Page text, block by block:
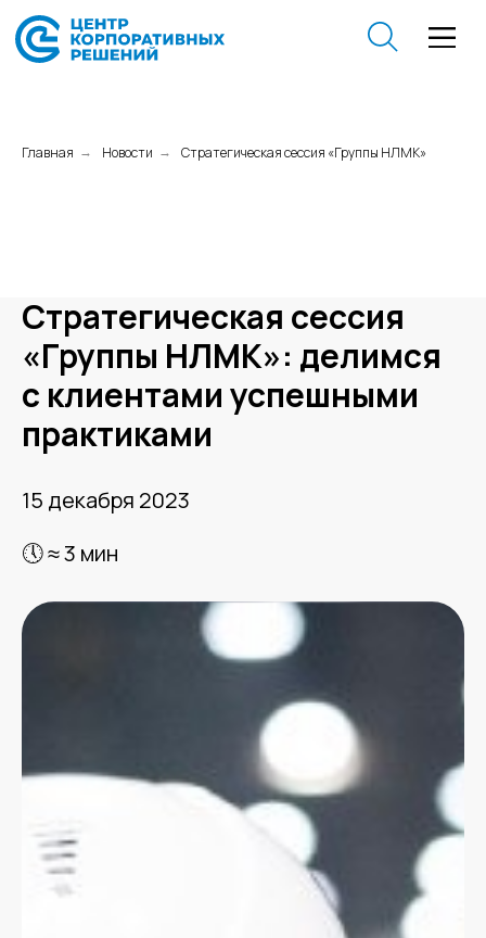
Главная → Новости → Стратегическая сессия «Группы НЛМК»
Стратегическая сессия
«Группы НЛМК»: делимся
с клиентами успешными
практиками
15 декабря 2023
🕔 ≈ 3 мин